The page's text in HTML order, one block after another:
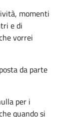
momenti
e di
vorrei
da parte
per i
quando si